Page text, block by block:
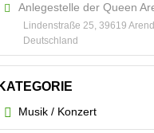
Anlegestelle der Queen
Lindenstraße 25, 39619
Deutschland
KATEGORIE
Musik / Konzert